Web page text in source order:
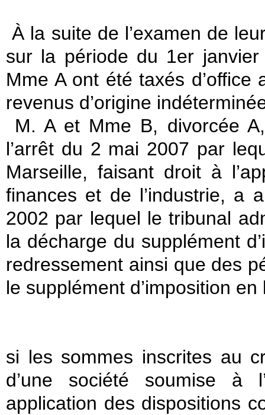
À la suite de l’examen de
sur la période du 1er
Mme A ont été taxés
revenus d’origine
M. A et Mme B, divorcée
l’arrêt du 2 mai 2007 par
Marseille, faisant droit à
finances et de l’industrie, a
2002 par lequel le tribunal
la décharge du supplément
redressement ainsi que des
le supplément d’imposition en
si les sommes inscrites au
d’une société soumise à
application des dispositions